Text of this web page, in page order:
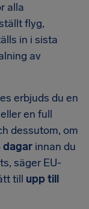
alla
flyg,
in i sista
av
erbjuds du en
en full
dessutom, om
dagar innan du
säger EU-
till upp till